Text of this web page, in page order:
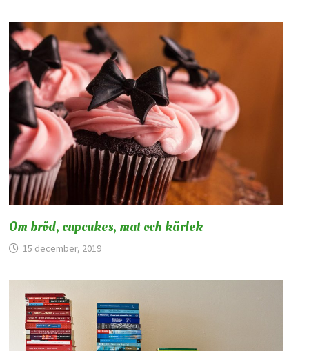
Om bröd, cupcakes, mat och kärlek
15 december, 2019